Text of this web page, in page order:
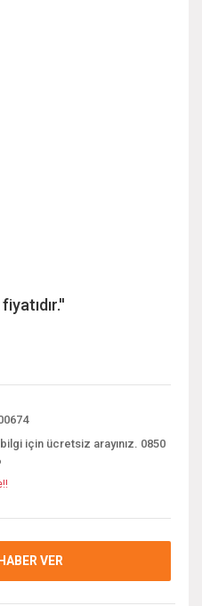
için ücretsiz arayınız. 0850
VER